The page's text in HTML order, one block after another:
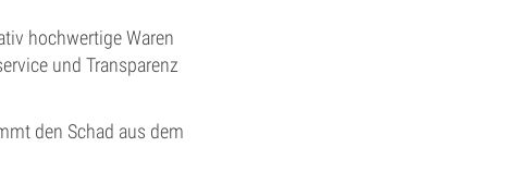
hochwertige Waren
und Transparenz
den Schad aus dem